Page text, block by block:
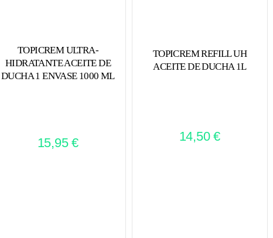
TOPICREM ULTRA-
HIDRATANTE ACEITE DE
DUCHA 1 ENVASE 1000 ML
15,95€
TOPICREM REFILL UH
ACEITE DE DUCHA 1L
14,50€